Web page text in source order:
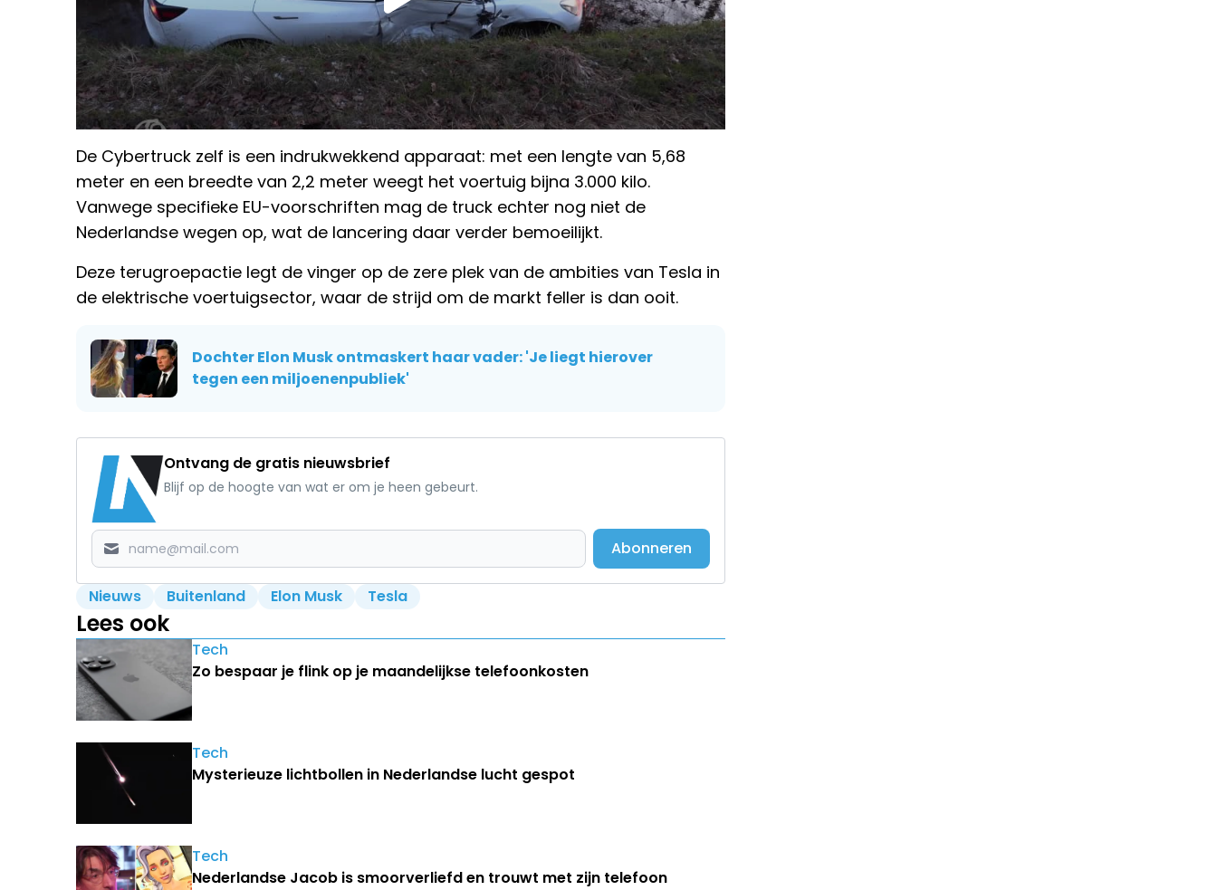
De Cybertruck zelf is een indrukwekkend apparaat: met een lengte van 5,68
meter en een breedte van 2,2 meter weegt het voertuig bijna 3.000 kilo.
Vanwege specifieke EU-voorschriften mag de truck echter nog niet de
Nederlandse wegen op, wat de lancering daar verder bemoeilijkt.
Deze terugroepactie legt de vinger op de zere plek van de ambities van Tesla in
de elektrische voertuigsector, waar de strijd om de markt feller is dan ooit.
Dochter Elon Musk ontmaskert haar vader: 'Je liegt hierover
tegen een miljoenenpubliek'
Ontvang de gratis nieuwsbrief
Blijf op de hoogte van wat er om je heen gebeurt.
Abonneren
Nieuws Buitenland Elon Musk Tesla
Lees ook
Tech
Zo bespaar je flink op je maandelijkse telefoonkosten
Tech
Mysterieuze lichtbollen in Nederlandse lucht gespot
Tech
Nederlandse Jacob is smoorverliefd en trouwt met zijn telefoon